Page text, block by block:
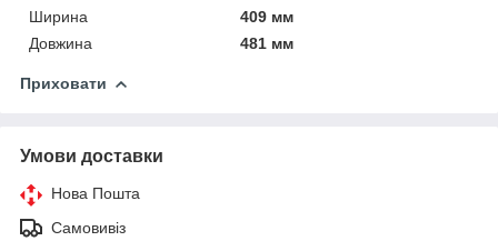
Ширина
409 мм
Довжина
481 мм
Приховати
Умови доставки
Нова Пошта
Самовивіз